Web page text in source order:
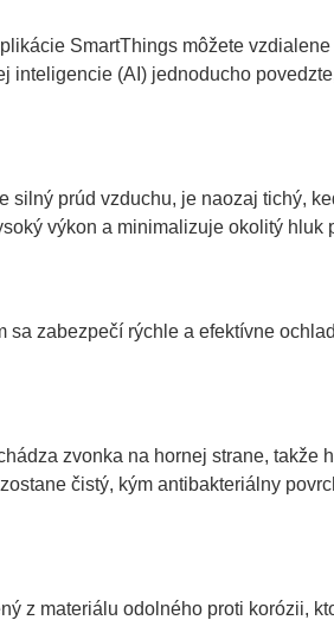
SmartThings môžete vzdialene
inteligencie (AI) jednoducho
silný prúd vzduchu, je naozaj tichý,
výkon a minimalizuje okolitý hluk
sa zabezpečí rýchle a efektívne
zvonka na hornej strane, takže
čistý, kým antibakteriálny
z materiálu odolného proti korózii,